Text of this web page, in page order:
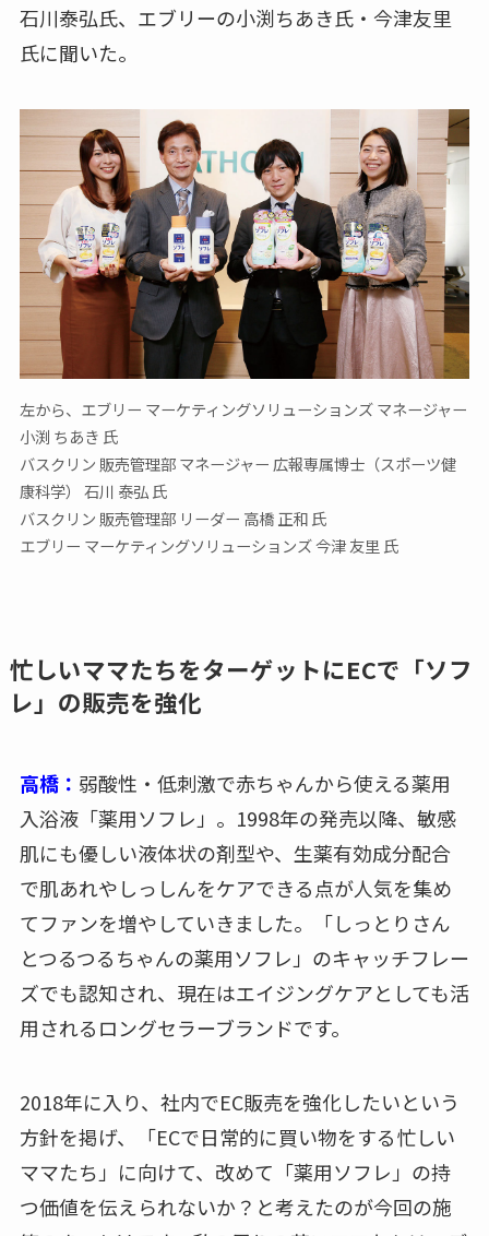
石川泰弘氏、エブリーの小渕ちあき氏・今津友里
氏に聞いた。
左から、エブリー マーケティングソリューションズ マネージャー
小渕 ちあき 氏
バスクリン 販売管理部 マネージャー 広報専属博士（スポーツ健
康科学） 石川 泰弘 氏
バスクリン 販売管理部 リーダー 高橋 正和 氏
エブリー マーケティングソリューションズ 今津 友里 氏
忙しいママたちをターゲットにECで「ソフ
レ」の販売を強化
高橋： 弱酸性・低刺激で赤ちゃんから使える薬用
入浴液「薬用ソフレ」。1998年の発売以降、敏感
肌にも優しい液体状の剤型や、生薬有効成分配合
で肌あれやしっしんをケアできる点が人気を集め
てファンを増やしていきました。「しっとりさん
とつるつるちゃんの薬用ソフレ」のキャッチフレー
ズでも認知され、現在はエイジングケアとしても活
用されるロングセラーブランドです。
2018年に入り、社内でEC販売を強化したいという
方針を掲げ、「ECで日常的に買い物をする忙しい
ママたち」に向けて、改めて「薬用ソフレ」の持
つ価値を伝えられないか？と考えたのが今回の施